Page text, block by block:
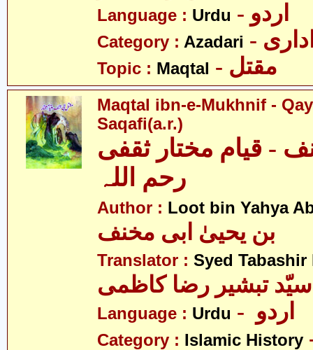
Language : Urdu - اردو
Category : Azadari
Topic : Maqtal - مقتل
Maqtal ibn-e-Mukhnif -
Saqafi(a.r.)
- قیام مختار ثقفی
رحم اللہ
Author : Loot bin Yahya
بن یحییٰ ابی مخنف
Translator : Syed Tabashir
سیّد تبشیر رضا کاظمی
Language : Urdu
Category : Islamic History